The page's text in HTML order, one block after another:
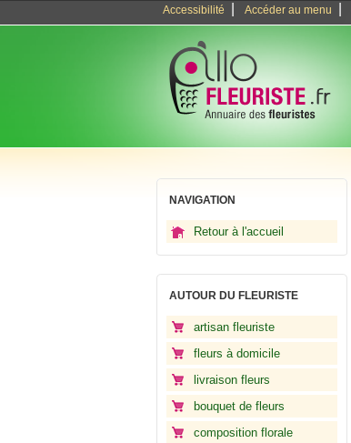
Accessibilité Accéder au menu
NAVIGATION
Retour à l'accueil
AUTOUR DU FLEURISTE
artisan fleuriste
fleurs à domicile
livraison fleurs
bouquet de fleurs
composition florale